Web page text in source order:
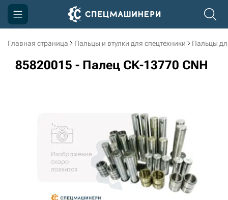
Главная страница Пальцы и втулки для спецтехники Пальцы
85820015 - Палец СК-13770 CNH
Компания
Акции
3D тур по производству